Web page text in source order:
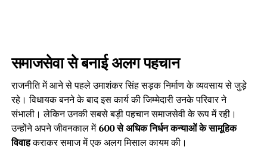
समाजसेवा से बनाई अलग पहचान
राजनीति में आने से पहले उमाशंकर सिंह सड़क निर्माण के व्यवसाय से जुड़े
रहे। विधायक बनने के बाद इस कार्य की जिम्मेदारी उनके परिवार ने
संभाली। लेकिन उनकी सबसे बड़ी पहचान समाजसेवी के रूप में रही।
उन्होंने अपने जीवनकाल में600 से अधिक निर्धन कन्याओं के सामूहिक
विवाहकराकर समाज में एक अलग मिसाल कायम की।